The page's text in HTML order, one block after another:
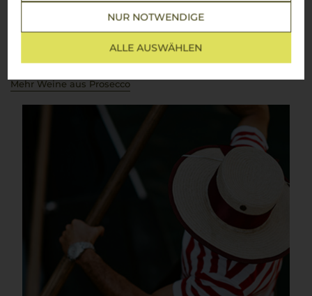
NUR NOTWENDIGE
ALLE AUSWÄHLEN
Aperitif, Begleiter zu Mahlzeiten oder zum Feiern besonderer
Proseccoist vielseitig einsetzbar und ideal für
den besten Weinbergen gedeiht, verkörpert
Essenz italienischer Schaumweinkultur.
Mehr Weine aus Prosecco